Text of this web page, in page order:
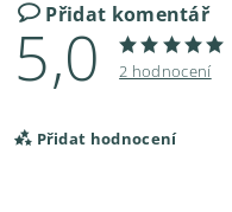
Přidat komentář
5,0 2 hodnocení
Přidat hodnocení